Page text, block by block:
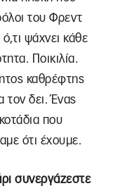
του Φρεντ
ό,τι ψάχνει κάθε
Ποικιλία.
καθρέφτης
τον δει. Ένας
που
ότι έχουμε.
συνεργάζεστε